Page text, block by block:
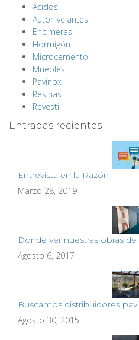
Ácidos
Autonivelantes
Encimeras
Hormigón
Microcemento
Muebles
Pavinox
Resinas
Revestil
Entradas recientes
Entrevista en la Razón
Marzo 28, 2019
Donde ver nuestras obras
Agosto 6, 2017
Buscamos distribuidores
Agosto 30, 2015